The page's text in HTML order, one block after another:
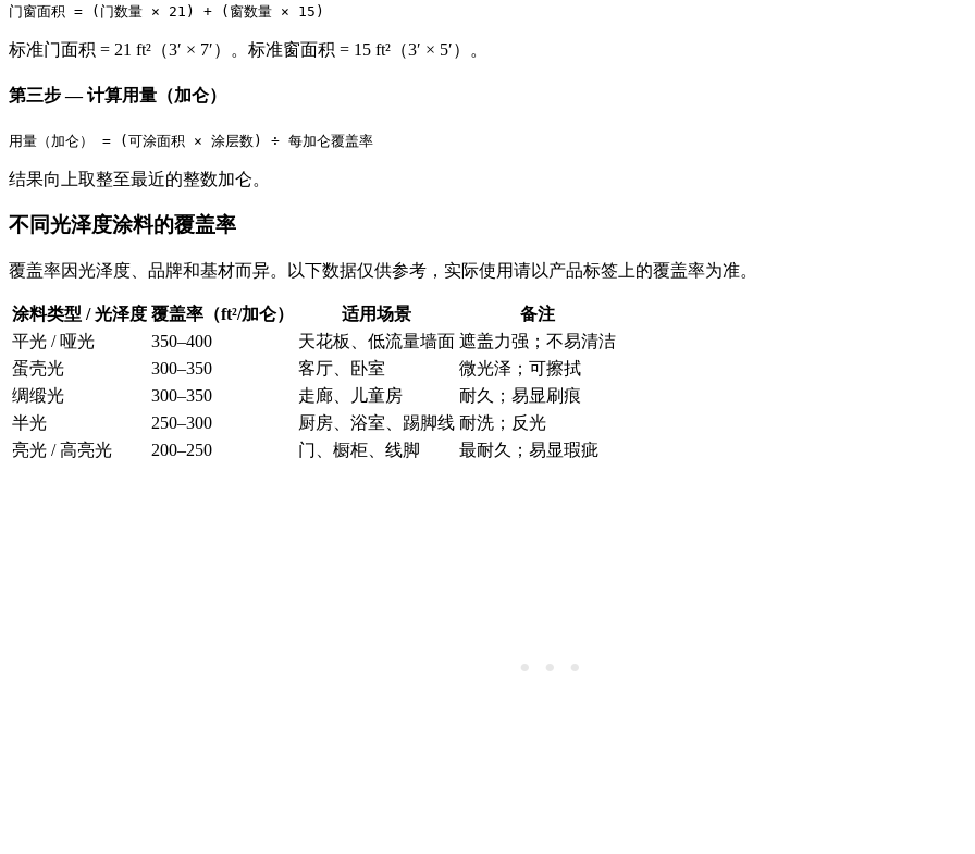
标准门面积 = 21 ft²（3′ × 7′）。标准窗面积 = 15 ft²（3′ × 5′）。
第三步 — 计算用量（加仑）
结果向上取整至最近的整数加仑。
不同光泽度涂料的覆盖率
覆盖率因光泽度、品牌和基材而异。以下数据仅供参考，实际使用请以产品标签上的覆盖率为准。
涂料类型 / 光泽度 覆盖率（ft²/加仑） 适用场景
备注
平光 / 哑光
350–400 天花板、低流量墙面 遮盖力强；不易清洁
蛋壳光
300–350 客厅、卧室
微光泽；可擦拭
绸缎光
300–350 走廊、儿童房
耐久；易显刷痕
半光
250–300 厨房、浴室、踢脚线 耐洗；反光
亮光 / 高亮光
200–250 门、橱柜、线脚 最耐久；易显瑕疵